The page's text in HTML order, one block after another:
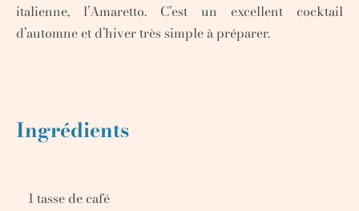
italienne, l’Amaretto. C’est un excellent cocktail
d’automne et d’hiver très simple à préparer.
Ingrédients
1 tasse de café